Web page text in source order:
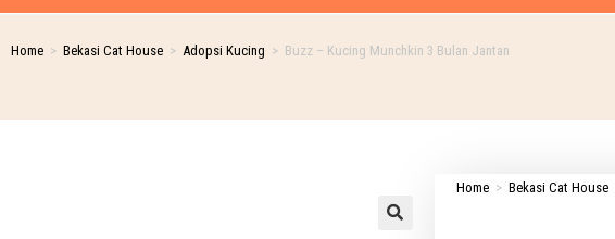
Home > Bekasi Cat House > Adopsi Kucing > Buzz – Kucing Munchkin 3 Bulan Jantan
Home > Bekasi Cat House